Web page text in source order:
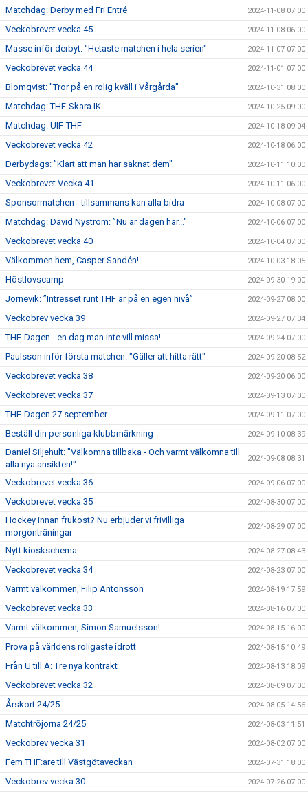
Matchdag: Derby med Fri Entré 2024-11-08 07:00
Veckobrevet vecka 45 2024-11-08 06:00
Masse inför derbyt: "Hetaste matchen i hela serien" 2024-11-07 07:00
Veckobrevet vecka 44 2024-11-01 07:00
Blomqvist: "Tror på en rolig kväll i Vårgårda" 2024-10-31 08:00
Matchdag: THF-Skara IK 2024-10-25 09:00
Matchdag: UIF-THF 2024-10-18 09:04
Veckobrevet vecka 42 2024-10-18 06:00
Derbydags: ”Klart att man har saknat dem" 2024-10-11 10:00
Veckobrevet Vecka 41 2024-10-11 06:00
Sponsormatchen - tillsammans kan alla bidra 2024-10-08 07:00
Matchdag: David Nyström: ”Nu är dagen här..." 2024-10-06 07:00
Veckobrevet vecka 40 2024-10-04 07:00
Välkommen hem, Casper Sandén! 2024-10-03 18:05
Höstlovscamp 2024-09-30 19:00
Jörnevik: ”Intresset runt THF är på en egen nivå” 2024-09-27 08:00
Veckobrev vecka 39 2024-09-27 07:34
THF-Dagen - en dag man inte vill missa! 2024-09-24 07:00
Paulsson inför första matchen: "Gäller att hitta rätt" 2024-09-20 08:52
Veckobrevet vecka 38 2024-09-20 06:00
Veckobrevet vecka 37 2024-09-13 07:00
THF-Dagen 27 september 2024-09-11 07:00
Beställ din personliga klubbmärkning 2024-09-10 08:39
Daniel Siljehult: "Välkomna tillbaka - Och varmt välkomna till
alla nya ansikten!"
2024-09-08 08:31
Veckobrevet vecka 36 2024-09-06 07:00
Veckobrevet vecka 35 2024-08-30 07:00
Hockey innan frukost? Nu erbjuder vi frivilliga
morgonträningar
2024-08-29 07:00
Nytt kioskschema 2024-08-27 08:43
Veckobrevet vecka 34 2024-08-23 07:00
Varmt välkommen, Filip Antonsson 2024-08-19 17:59
Veckobrevet vecka 33 2024-08-16 07:00
Varmt välkommen, Simon Samuelsson! 2024-08-15 16:00
Prova på världens roligaste idrott 2024-08-15 10:49
Från U till A: Tre nya kontrakt 2024-08-13 18:09
Veckobrevet vecka 32 2024-08-09 07:00
Årskort 24/25 2024-08-05 14:56
Matchtröjorna 24/25 2024-08-03 11:51
Veckobrev vecka 31 2024-08-02 07:00
Fem THF:are till Västgötaveckan 2024-07-31 18:00
Veckobrev vecka 30 2024-07-26 07:00